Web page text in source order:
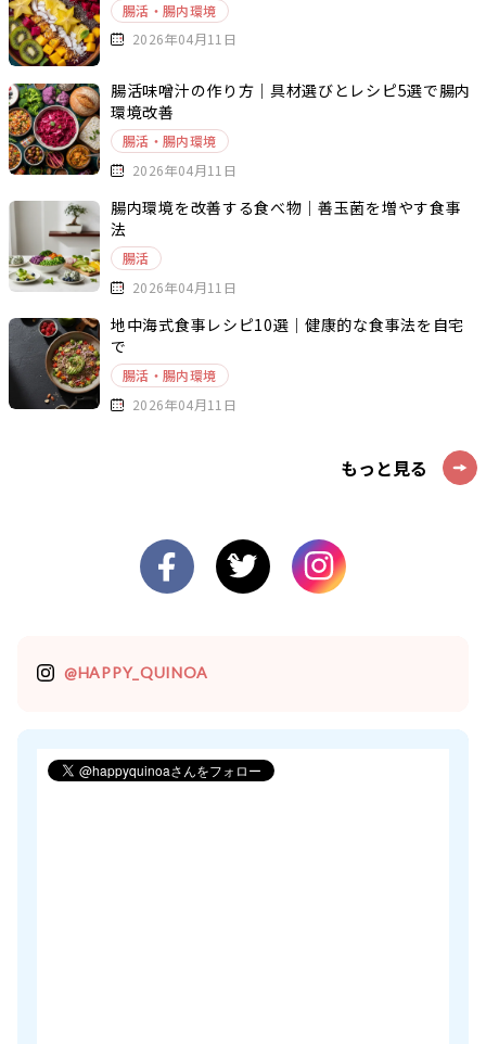
腸活・腸内環境
2026年04月11日
腸活味噌汁の作り方｜具材選びとレシピ5選で腸内
環境改善
腸活・腸内環境
2026年04月11日
腸内環境を改善する食べ物｜善玉菌を増やす食事
法
腸活
2026年04月11日
地中海式食事レシピ10選｜健康的な食事法を自宅
で
腸活・腸内環境
2026年04月11日
もっと見る
@HAPPY_QUINOA